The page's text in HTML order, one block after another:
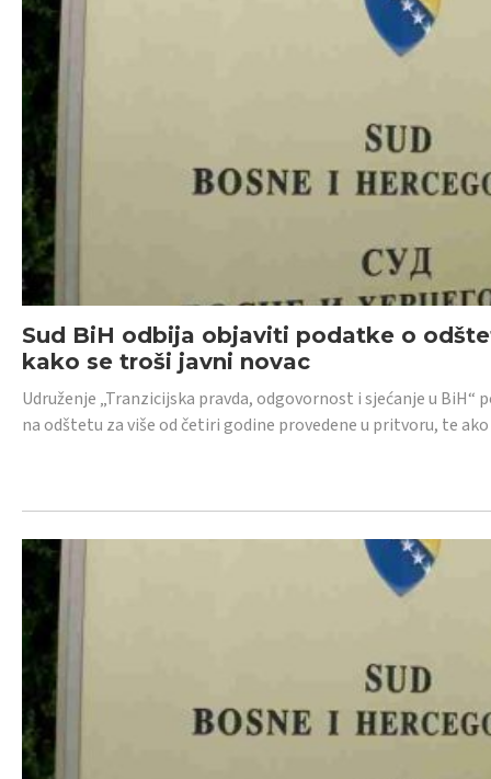
Sud BiH odbija objaviti podatke o
kako se troši javni novac
Udruženje „Tranzicijska pravda, odgovornost i sjećanje u
na odštetu za više od četiri godine provedene u pritvoru, te